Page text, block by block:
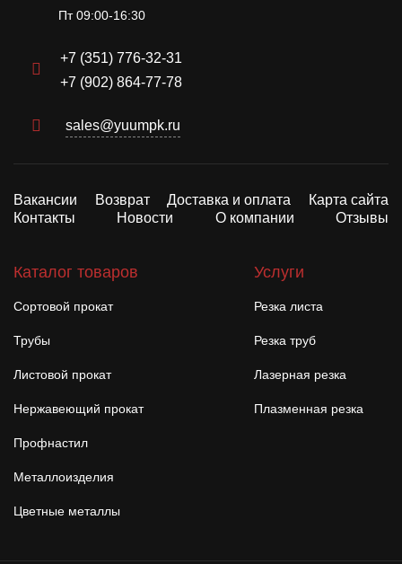
Пт 09:00-16:30
+7 (351) 776-32-31
+7 (902) 864-77-78
sales@yuumpk.ru
Вакансии Возврат Доставка и оплата
Карта сайта
Контакты
Новости О компании Отзывы
Каталог товаров
Сортовой прокат
Трубы
Листовой прокат
Нержавеющий прокат
Профнастил
Металлоизделия
Цветные металлы
Услуги
Резка листа
Резка труб
Лазерная резка
Плазменная резка